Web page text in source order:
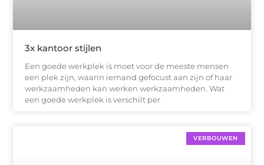
3x kantoor stijlen
Een goede werkplek is moet voor de meeste mensen
een plek zijn, waarin iemand gefocust aan zijn of haar
werkzaamheden kan werken werkzaamheden. Wat
een goede werkplek is verschilt per
VERBOUWEN